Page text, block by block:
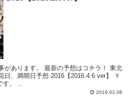
の予想はコチラ！ 東北
、満開日予想 2016【2016.4.6 ver】 Ｙ
す。 ...
2016.02.08